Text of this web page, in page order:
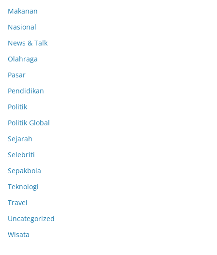
Makanan
Nasional
News & Talk
Olahraga
Pasar
Pendidikan
Politik
Politik Global
Sejarah
Selebriti
Sepakbola
Teknologi
Travel
Uncategorized
Wisata